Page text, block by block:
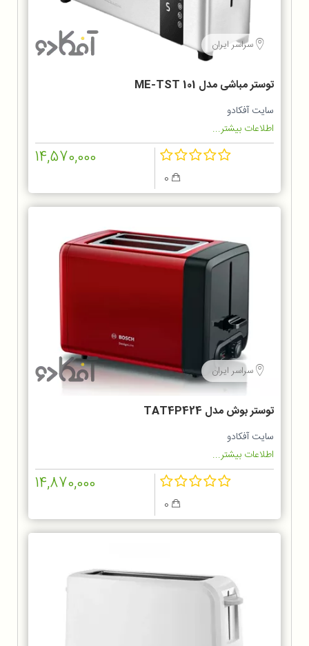
سراسر ایران
توستر مباشی مدل ME-TST 101
سایت آفکادو
اطلاعات بیشتر...
14,570,000
سراسر ایران
توستر بوش مدل TAT4P424
سایت آفکادو
اطلاعات بیشتر...
14,870,000